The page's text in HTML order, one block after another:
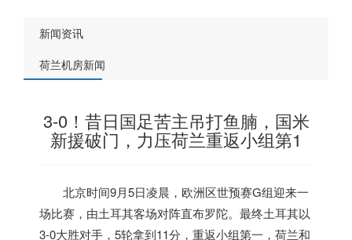
新闻资讯
荷兰机房新闻
3-0！昔日国足苦主吊打鱼腩，国米
新援破门，力压荷兰重返小组第1
北京时间9月5日凌晨，欧洲区世预赛G组迎来一
场比赛，由土耳其客场对阵直布罗陀。最终土耳其以
3-0大胜对手，5轮拿到11分，重返小组第一， 荷兰和